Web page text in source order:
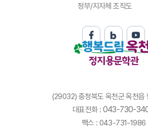
정지용문학관
정부/지자체 조직도
(29032) 충청북도 옥천군 옥천읍
대표전화 : 043-730-
팩스 : 043-731-1986